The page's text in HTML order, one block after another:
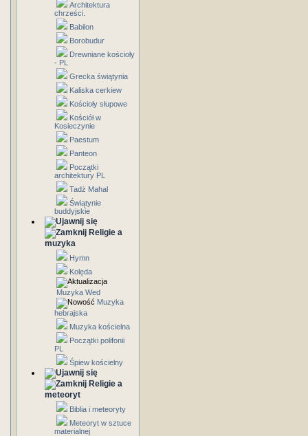
Architektura
chrześci.
Babilon
Borobudur
Drewniane kościoły
- PL
Grecka świątynia
Kaliska cerkiew
Kościoły słupowe
Kościół w
Kosieczynie
Paestum
Panteon
Początki
architektury PL
Tadż Mahal
Świątynie
buddyjskie
Religie a
muzyka
Hymn
Kolęda
Muzyka Wed
Muzyka
hebrajska
Muzyka kościelna
Początki polifonii
PL
Śpiew kościelny
Religie a
meteoryt
Biblia i meteoryty
Meteoryt w sztuce
materialnej